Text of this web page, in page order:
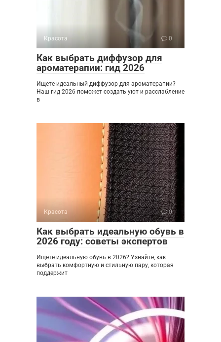
Красота 0
Как выбрать диффузор для
ароматерапии: гид 2026
Ищете идеальный диффузор для ароматерапии?
Наш гид 2026 поможет создать уют и расслабление
в
Красота 0
Как выбрать идеальную обувь в
2026 году: советы экспертов
Ищете идеальную обувь в 2026? Узнайте, как
выбрать комфортную и стильную пару, которая
поддержит